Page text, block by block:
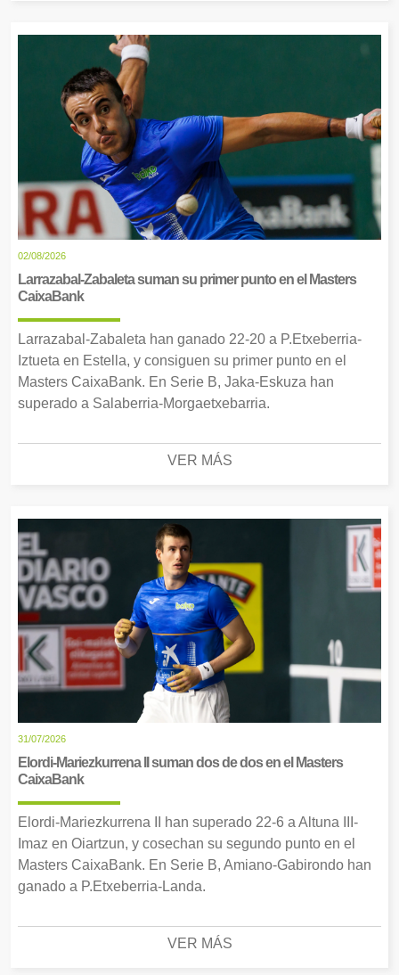
02/08/2026
Larrazabal-Zabaleta suman su primer punto en el Masters
CaixaBank
Larrazabal-Zabaleta han ganado 22-20 a P.Etxeberria-
Iztueta en Estella, y consiguen su primer punto en el
Masters CaixaBank. En Serie B, Jaka-Eskuza han
superado a Salaberria-Morgaetxebarria.
VER MÁS
31/07/2026
Elordi-Mariezkurrena II suman dos de dos en el Masters
CaixaBank
Elordi-Mariezkurrena II han superado 22-6 a Altuna III-
Imaz en Oiartzun, y cosechan su segundo punto en el
Masters CaixaBank. En Serie B, Amiano-Gabirondo han
ganado a P.Etxeberria-Landa.
VER MÁS